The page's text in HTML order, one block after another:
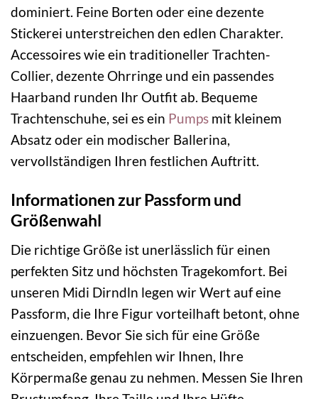
dominiert. Feine Borten oder eine dezente
Stickerei unterstreichen den edlen Charakter.
Accessoires wie ein traditioneller Trachten-
Collier, dezente Ohrringe und ein passendes
Haarband runden Ihr Outfit ab. Bequeme
Trachtenschuhe, sei es ein Pumps mit kleinem
Absatz oder ein modischer Ballerina,
vervollständigen Ihren festlichen Auftritt.
Informationen zur Passform und
Größenwahl
Die richtige Größe ist unerlässlich für einen
perfekten Sitz und höchsten Tragekomfort. Bei
unseren Midi Dirndln legen wir Wert auf eine
Passform, die Ihre Figur vorteilhaft betont, ohne
einzuengen. Bevor Sie sich für eine Größe
entscheiden, empfehlen wir Ihnen, Ihre
Körpermaße genau zu nehmen. Messen Sie Ihren